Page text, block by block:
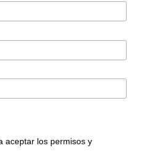
aceptar los permisos y